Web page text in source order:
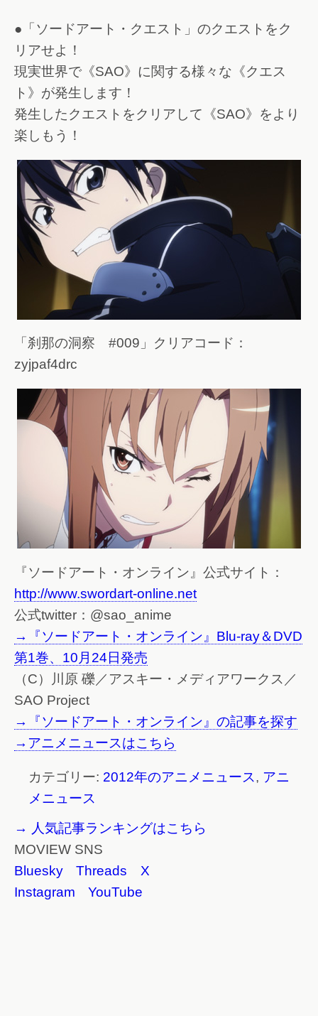
●「ソードアート・クエスト」のクエストをク
リアせよ！
現実世界で《SAO》に関する様々な《クエス
ト》が発生します！
発生したクエストをクリアして《SAO》をより
楽しもう！
「刹那の洞察 #009」クリアコード：
zyjpaf4drc
『ソードアート・オンライン』公式サイト：
http://www.swordart-online.net
公式twitter：@sao_anime
→『ソードアート・オンライン』Blu-ray＆DVD
第1巻、10月24日発売
（C）川原 礫／アスキー・メディアワークス／
SAO Project
→『ソードアート・オンライン』の記事を探す
→アニメニュースはこちら
カテゴリー: 2012年のアニメニュース, アニ
メニュース
→ 人気記事ランキングはこちら
MOVIEW SNS
Bluesky
Threads
X
Instagram
YouTube